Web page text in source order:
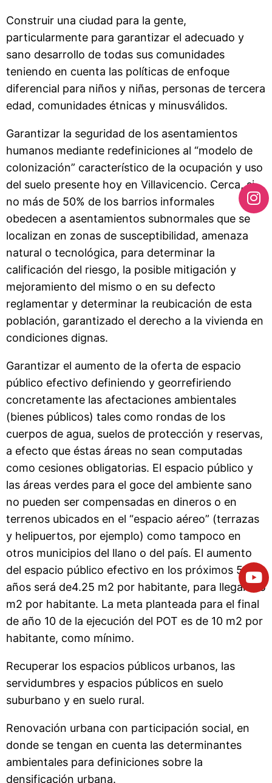
Construir una ciudad para la gente,
particularmente para garantizar el adecuado y
sano desarrollo de todas sus comunidades
teniendo en cuenta las políticas de enfoque
diferencial para niños y niñas, personas de tercera
edad, comunidades étnicas y minusválidos.
Garantizar la seguridad de los asentamientos
humanos mediante redefiniciones al “modelo de
colonización” característico de la ocupación y uso
del suelo presente hoy en Villavicencio. Cerca, si
no más de 50% de los barrios informales
obedecen a asentamientos subnormales que se
localizan en zonas de susceptibilidad, amenaza
natural o tecnológica, para determinar la
calificación del riesgo, la posible mitigación y
mejoramiento del mismo o en su defecto
reglamentar y determinar la reubicación de esta
población, garantizado el derecho a la vivienda en
condiciones dignas.
Garantizar el aumento de la oferta de espacio
público efectivo definiendo y georrefiriendo
concretamente las afectaciones ambientales
(bienes públicos) tales como rondas de los
cuerpos de agua, suelos de protección y reservas,
a efecto que éstas áreas no sean computadas
como cesiones obligatorias. El espacio público y
las áreas verdes para el goce del ambiente sano
no pueden ser compensadas en dineros o en
terrenos ubicados en el “espacio aéreo” (terrazas
y helipuertos, por ejemplo) como tampoco en
otros municipios del llano o del país. El aumento
del espacio público efectivo en los próximos 5
años será de4.25 m2 por habitante, para llegar a 5
m2 por habitante. La meta planteada para el final
de año 10 de la ejecución del POT es de 10 m2 por
habitante, como mínimo.
Recuperar los espacios públicos urbanos, las
servidumbres y espacios públicos en suelo
suburbano y en suelo rural.
Renovación urbana con participación social, en
donde se tengan en cuenta las determinantes
ambientales para definiciones sobre la
densificación urbana.